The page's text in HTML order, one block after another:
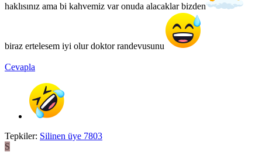
haklısınız ama bi kahvemiz var onuda alacaklar bizden
biraz ertelesem iyi olur doktor randevusunu
Cevapla
Tepkiler: Silinen üye 7803
S